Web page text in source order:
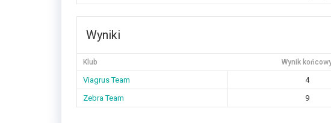
Wyniki
Klub Wynik
Viagrus Team 4
Zebra Team
9